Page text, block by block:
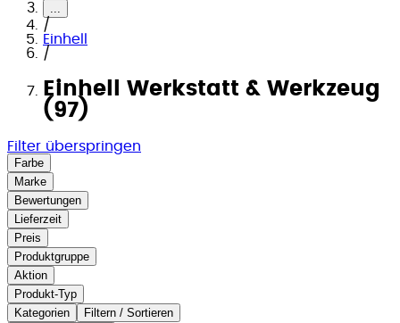
...
/
Einhell
/
Einhell Werkstatt & Werkzeug
(97)
Filter überspringen
Farbe
Marke
Bewertungen
Lieferzeit
Preis
Produktgruppe
Aktion
Produkt-Typ
Kategorien
Filtern / Sortieren